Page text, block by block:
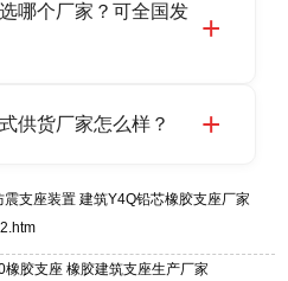
，地址迎宾大街 9
宾大街 9 号，是专业隔震
LRB 铅芯、LNR 天然、
哪个厂家？可全国发
工程，实体工厂现货充足，
，地址：衡水高新
供货厂家怎么样？
有多年行业生产经验，国标
FPS 全系列支座，资
供选型、深化、供货、安
震支座装置 建筑Y4Q铅芯橡胶支座厂家
胶支座 橡胶建筑支座生产厂家